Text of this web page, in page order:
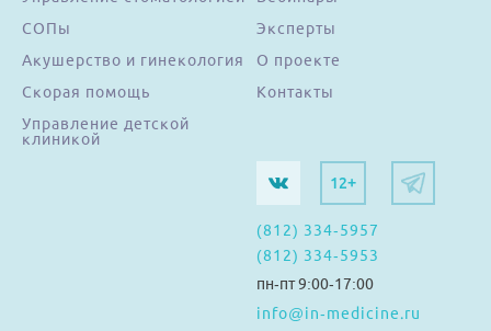
СОПы
Акушерство и гинекология
Скорая помощь
Управление детской
клиникой
Эксперты
О проекте
Контакты
12+
(812) 334-5957
(812) 334-5953
пн-пт 9:00-17:00
info@in-medicine.ru